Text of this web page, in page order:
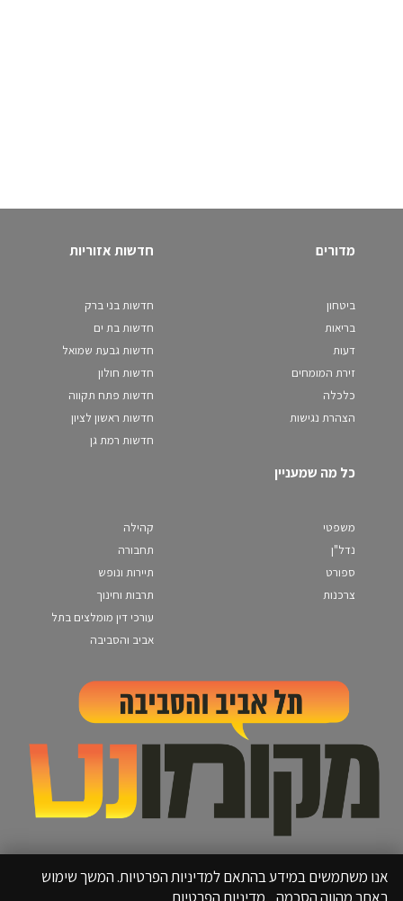
מדורים
ביטחון
בריאות
דעות
זירת המומחים
כלכלה
הצהרת נגישות
חדשות אזוריות
חדשות בני ברק
חדשות בת ים
חדשות גבעת שמואל
חדשות חולון
חדשות פתח תקווה
חדשות ראשון לציון
חדשות רמת גן
כל מה שמעניין
משפטי
נדל"ן
ספורט
צרכנות
קהילה
תחבורה
תיירות ונופש
תרבות וחינוך
עורכי דין מומלצים בתל
אביב והסביבה
אנו משתמשים במידע בהתאם למדיניות הפרטיות. המשך שימוש